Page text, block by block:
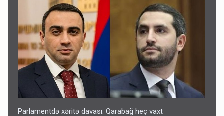
Parlamentdə xəritə davası: Qarabağ heç vaxt